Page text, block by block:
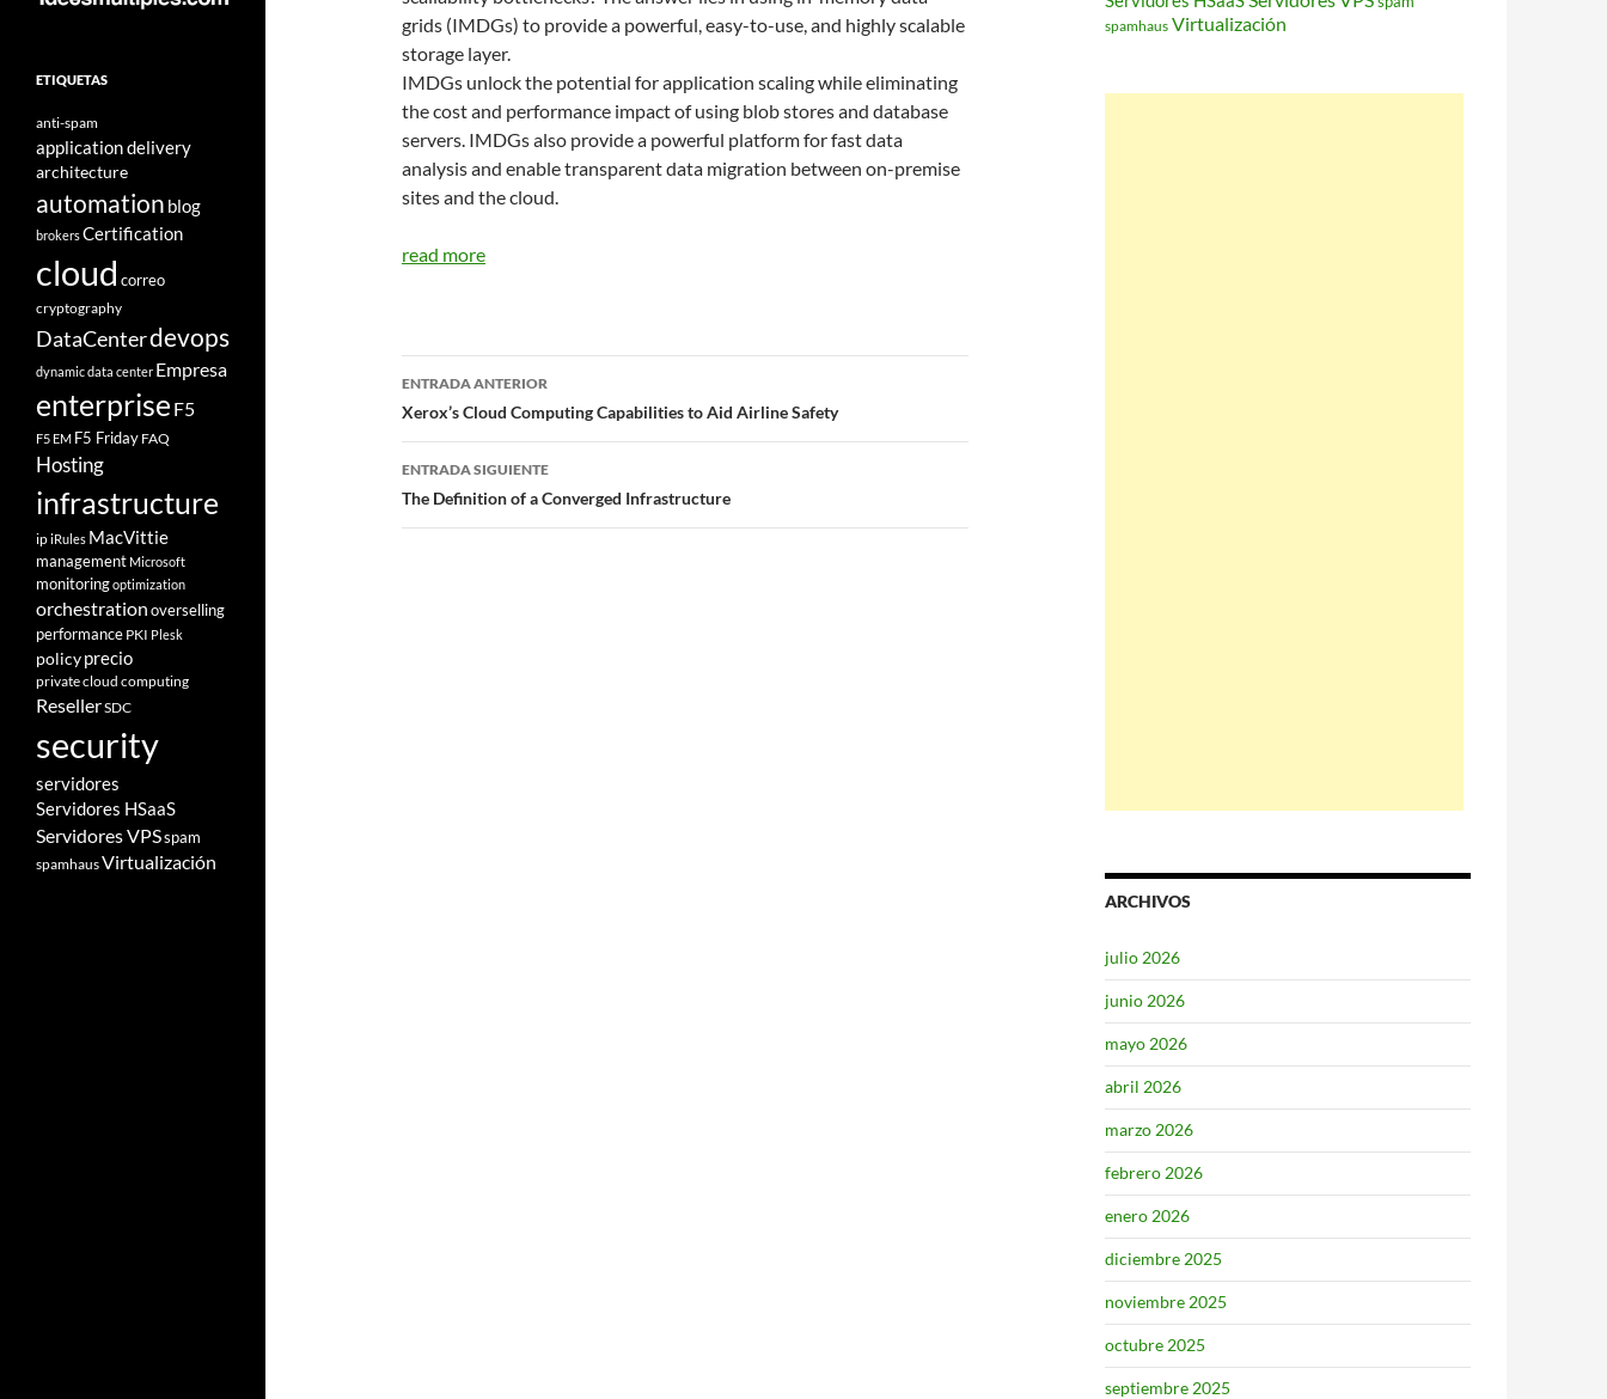
grids (IMDGs) to provide a powerful, easy-to-use, and highly scalable
storage layer.
IMDGs unlock the potential for application scaling while eliminating
the cost and performance impact of using blob stores and database
servers. IMDGs also provide a powerful platform for fast data
analysis and enable transparent data migration between on-premise
sites and the cloud.
read more
Navegador
de
entradas
ENTRADA ANTERIOR
Xerox’s Cloud Computing Capabilities to Aid Airline Safety
ENTRADA SIGUIENTE
The Definition of a Converged Infrastructure
spamhaus Virtualización
ARCHIVOS
julio 2026
junio 2026
mayo 2026
abril 2026
marzo 2026
febrero 2026
enero 2026
diciembre 2025
noviembre 2025
octubre 2025
septiembre 2025
ETIQUETAS
anti-spam
application delivery
architecture
automation blog
brokersCertification
cloud correo
cryptography
DataCenterdevops
dynamic data center Empresa
enterprise F5
F5 EM F5 Friday FAQ
Hosting
infrastructure
ipiRules MacVittie
management Microsoft
monitoringoptimization
orchestrationoverselling
performance PKI Plesk
policyprecio
private cloud computing
ResellerSDC
security
servidores
Servidores HSaaS
Servidores VPSspam
spamhausVirtualización